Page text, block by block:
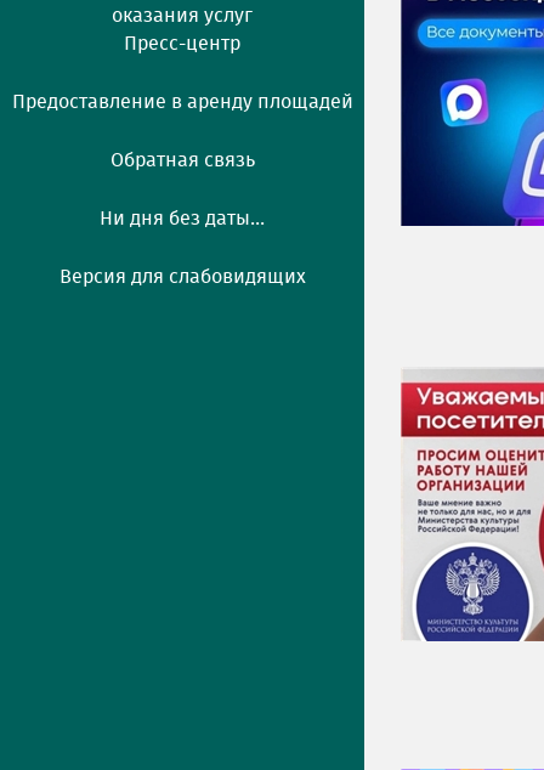
оказания услуг
Пресс-центр
Предоставление в аренду площадей
Обратная связь
Ни дня без даты...
Версия для слабовидящих